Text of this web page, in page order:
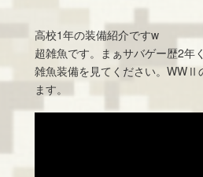
高校1年の装備紹介ですw
超雑魚です。まぁサバゲー歴2年
雑魚装備を見てください。WWⅡ
ます。